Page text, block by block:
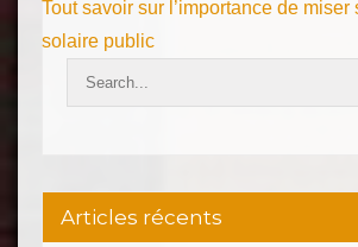
de
l’article
Tout savoir sur l’importance de
solaire public
Articles récents